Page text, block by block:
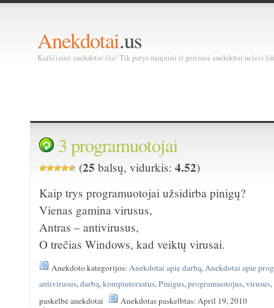
Anekdotai.us
Karščiausi anekdotai čia! Tik patys naujausi ir geriausi anekdotai neleis
3 programuotojai
(25 balsų, vidurkis:4.52)
Kaip trys programuotojai užsidirba pinigų?
Vienas gamina virusus,
Antras – antivirusus,
O trečias Windows, kad veiktų virusai.
Anekdoto kategorijos:Anekdotai apie darbą,Anekdotai apie
antivirusus,darbą,kompiuterastus,Pinigus,programuotojus,virusus,
paskelbė anekdotai
Anekdotas paskelbtas: April 19, 2010